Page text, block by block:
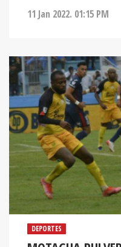
11 Jan 2022. 01:15 PM
DEPORTES